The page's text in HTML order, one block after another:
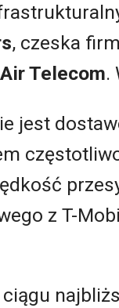
, czeska
Air Telecom.
jest
z T-